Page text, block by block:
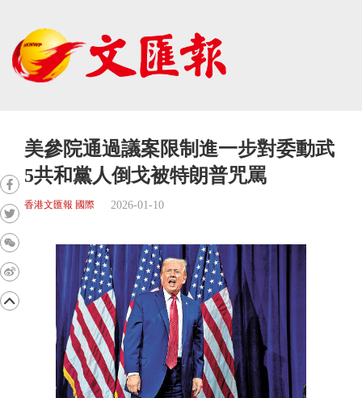
美參院通過議案限制進一步對委動武
5共和黨人倒戈被特朗普咒罵
香港文匯報 國際 2026-01-10